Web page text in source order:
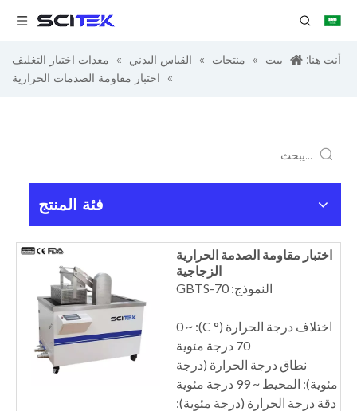
أنت هنا: بيت » منتجات » القياس البدني »
معدات اختبار التغليف
»
اختبار مقاومة الصدمات الحرارية
فئة المنتج
اختبار مقاومة الصدمة الحرارية
الزجاجية
النموذج: GBTS-70
اختلاف درجة الحرارة (° C): 0 ~
70 درجة مئوية
نطاق درجة الحرارة (درجة
مئوية): المحيط ~ 99 درجة مئوية
دقة درجة الحرارة (درجة مئوية):